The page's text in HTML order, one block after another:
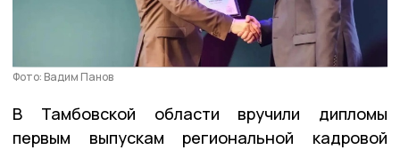
Фото: Вадим Панов
В Тамбовской области вручили дипломы
первым выпускам региональной кадровой